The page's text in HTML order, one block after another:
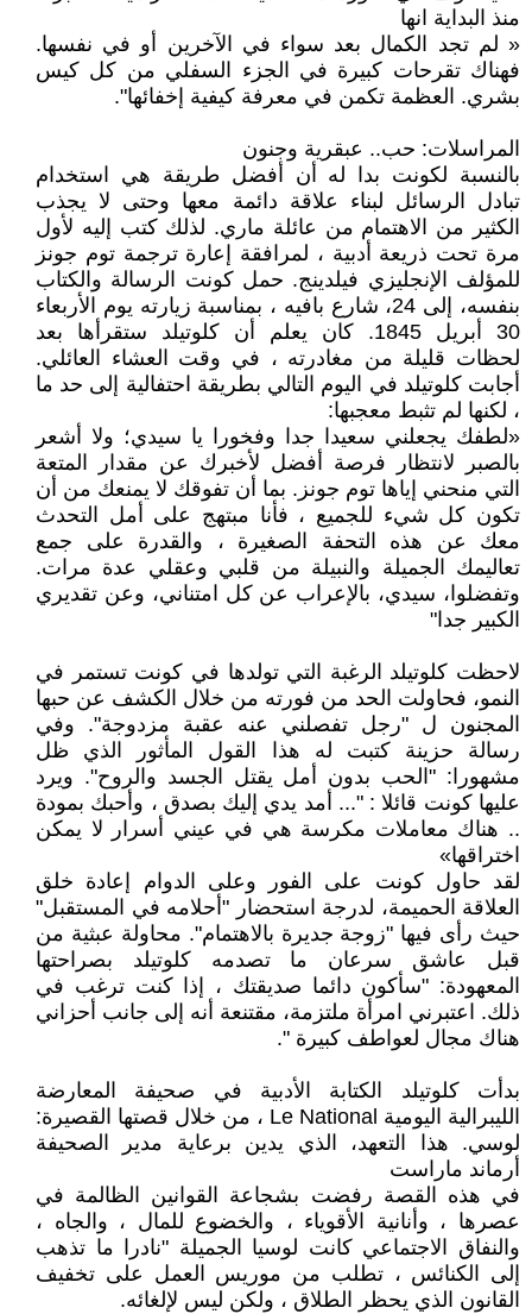
منذ البداية انها
« لم تجد الكمال بعد سواء في الآخرين أو في نفسها.
فهناك تقرحات كبيرة في الجزء السفلي من كل كيس
بشري. العظمة تكمن في معرفة كيفية إخفائها".
المراسلات: حب.. عبقرية وجنون
بالنسبة لكونت بدا له أن أفضل طريقة هي استخدام
تبادل الرسائل لبناء علاقة دائمة معها وحتى لا يجذب
الكثير من الاهتمام من عائلة ماري. لذلك كتب إليه لأول
مرة تحت ذريعة أدبية ، لمرافقة إعارة ترجمة توم جونز
للمؤلف الإنجليزي فيلدينج. حمل كونت الرسالة والكتاب
بنفسه، إلى 24، شارع بافيه ، بمناسبة زيارته يوم الأربعاء
30 أبريل 1845. كان يعلم أن كلوتيلد ستقرأها بعد
لحظات قليلة من مغادرته ، في وقت العشاء العائلي.
أجابت كلوتيلد في اليوم التالي بطريقة احتفالية إلى حد ما
، لكنها لم تثبط معجبها:
«لطفك يجعلني سعيدا جدا وفخورا يا سيدي؛ ولا أشعر
بالصبر لانتظار فرصة أفضل لأخبرك عن مقدار المتعة
التي منحني إياها توم جونز. بما أن تفوقك لا يمنعك من أن
تكون كل شيء للجميع ، فأنا مبتهج على أمل التحدث
معك عن هذه التحفة الصغيرة ، والقدرة على جمع
تعاليمك الجميلة والنبيلة من قلبي وعقلي عدة مرات.
وتفضلوا، سيدي، بالإعراب عن كل امتناني، وعن تقديري
الكبير جدا"
لاحظت كلوتيلد الرغبة التي تولدها في كونت تستمر في
النمو، فحاولت الحد من فورته من خلال الكشف عن حبها
المجنون ل "رجل تفصلني عنه عقبة مزدوجة". وفي
رسالة حزينة كتبت له هذا القول المأثور الذي ظل
مشهورا: "الحب بدون أمل يقتل الجسد والروح". ويرد
عليها كونت قائلا : "... أمد يدي إليك بصدق ، وأحبك بمودة
.. هناك معاملات مكرسة هي في عيني أسرار لا يمكن
اختراقها»
لقد حاول كونت على الفور وعلى الدوام إعادة خلق
العلاقة الحميمة، لدرجة استحضار "أحلامه في المستقبل"
حيث رأى فيها "زوجة جديرة بالاهتمام". محاولة عبثية من
قبل عاشق سرعان ما تصدمه كلوتيلد بصراحتها
المعهودة: "سأكون دائما صديقتك ، إذا كنت ترغب في
ذلك. اعتبرني امرأة ملتزمة، مقتنعة أنه إلى جانب أحزاني
هناك مجال لعواطف كبيرة ".
بدأت كلوتيلد الكتابة الأدبية في صحيفة المعارضة
الليبرالية اليومية Le National ، من خلال قصتها القصيرة:
لوسي. هذا التعهد، الذي يدين برعاية مدير الصحيفة
أرماند ماراست
في هذه القصة رفضت بشجاعة القوانين الظالمة في
عصرها ، وأنانية الأقوياء ، والخضوع للمال ، والجاه ،
والنفاق الاجتماعي كانت لوسيا الجميلة "نادرا ما تذهب
إلى الكنائس ، تطلب من موريس العمل على تخفيف
القانون الذي يحظر الطلاق ، ولكن ليس لإلغائه.